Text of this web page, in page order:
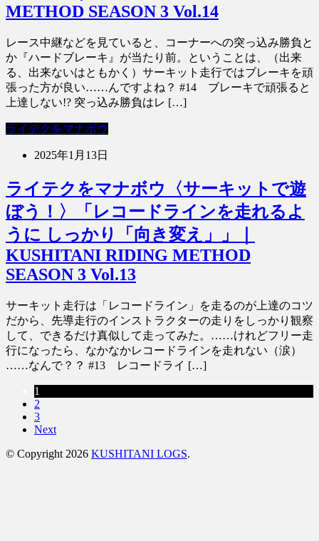
METHOD SEASON 3 Vol.14
レース中継などを見ていると、コーナーへの突っ込み勝負と
か『ハードブレーキ』が当たり前。ということは、（出来
る、出来ないはともかく）サーキット走行ではブレーキを頑
張った方が良い……んですよね？ #14 ブレーキで頑張ると
上達しない!? 突っ込み勝負はレ […]
ライテクをマナボウ
2025年1月13日
ライテクをマナボウ〈サーキットで遊
ぼう！〉「レコードラインを走れるよ
うに しっかり「向き変え」」｜
KUSHITANI RIDING METHOD
SEASON 3 Vol.13
サーキット走行は「レコードライン」を走るのが上達のコツ
だから、先導走行のインストラクターの走りをしっかり観察
して、できるだけ真似して走ってみた。……けれどフリー走
行になったら、なかなかレコードラインを走れない（涙）
……なんで？？ #13 レコードライ […]
1
2
3
Next
© Copyright 2026 KUSHITANI LOGS.